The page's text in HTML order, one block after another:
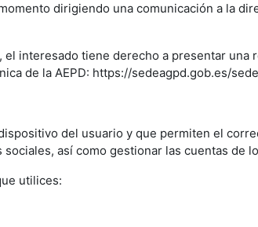
dirigiendo una comunicación a la
interesado tiene derecho a presentar una
de la AEPD: https://sedeagpd.gob.es/
del usuario y que permiten el
así como gestionar las cuentas de
utilices: